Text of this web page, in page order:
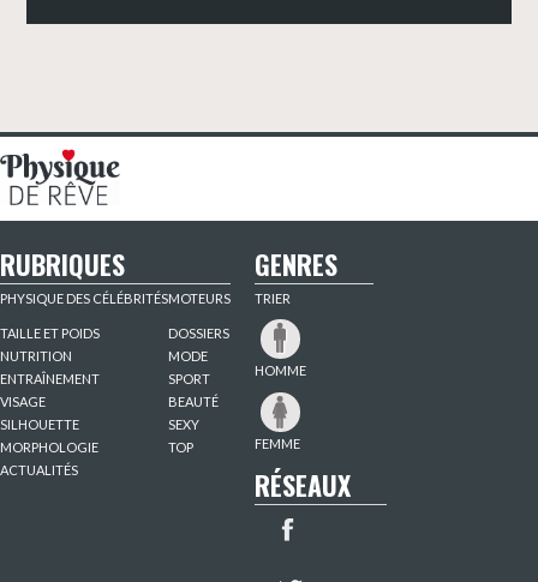
RUBRIQUES
PHYSIQUE DES CÉLÉBRITÉS
TAILLE ET POIDS
NUTRITION
ENTRAÎNEMENT
VISAGE
SILHOUETTE
MORPHOLOGIE
ACTUALITÉS
MOTEURS
DOSSIERS
MODE
SPORT
BEAUTÉ
SEXY
TOP
GENRES
TRIER
HOMME
FEMME
RÉSEAUX